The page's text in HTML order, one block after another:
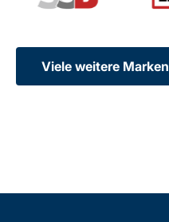
Viele weitere Marken